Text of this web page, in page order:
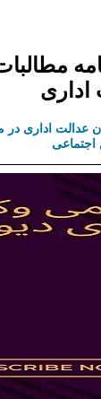
اداری
عدالت اداری در
اجتماعی